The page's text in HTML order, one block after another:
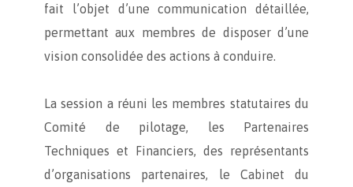
fait l’objet d’une communication détaillée,
permettant aux membres de disposer d’une
vision consolidée des actions à conduire.
La session a réuni les membres statutaires du
Comité de pilotage, les Partenaires
Techniques et Financiers, des représentants
d’organisations partenaires, le Cabinet du